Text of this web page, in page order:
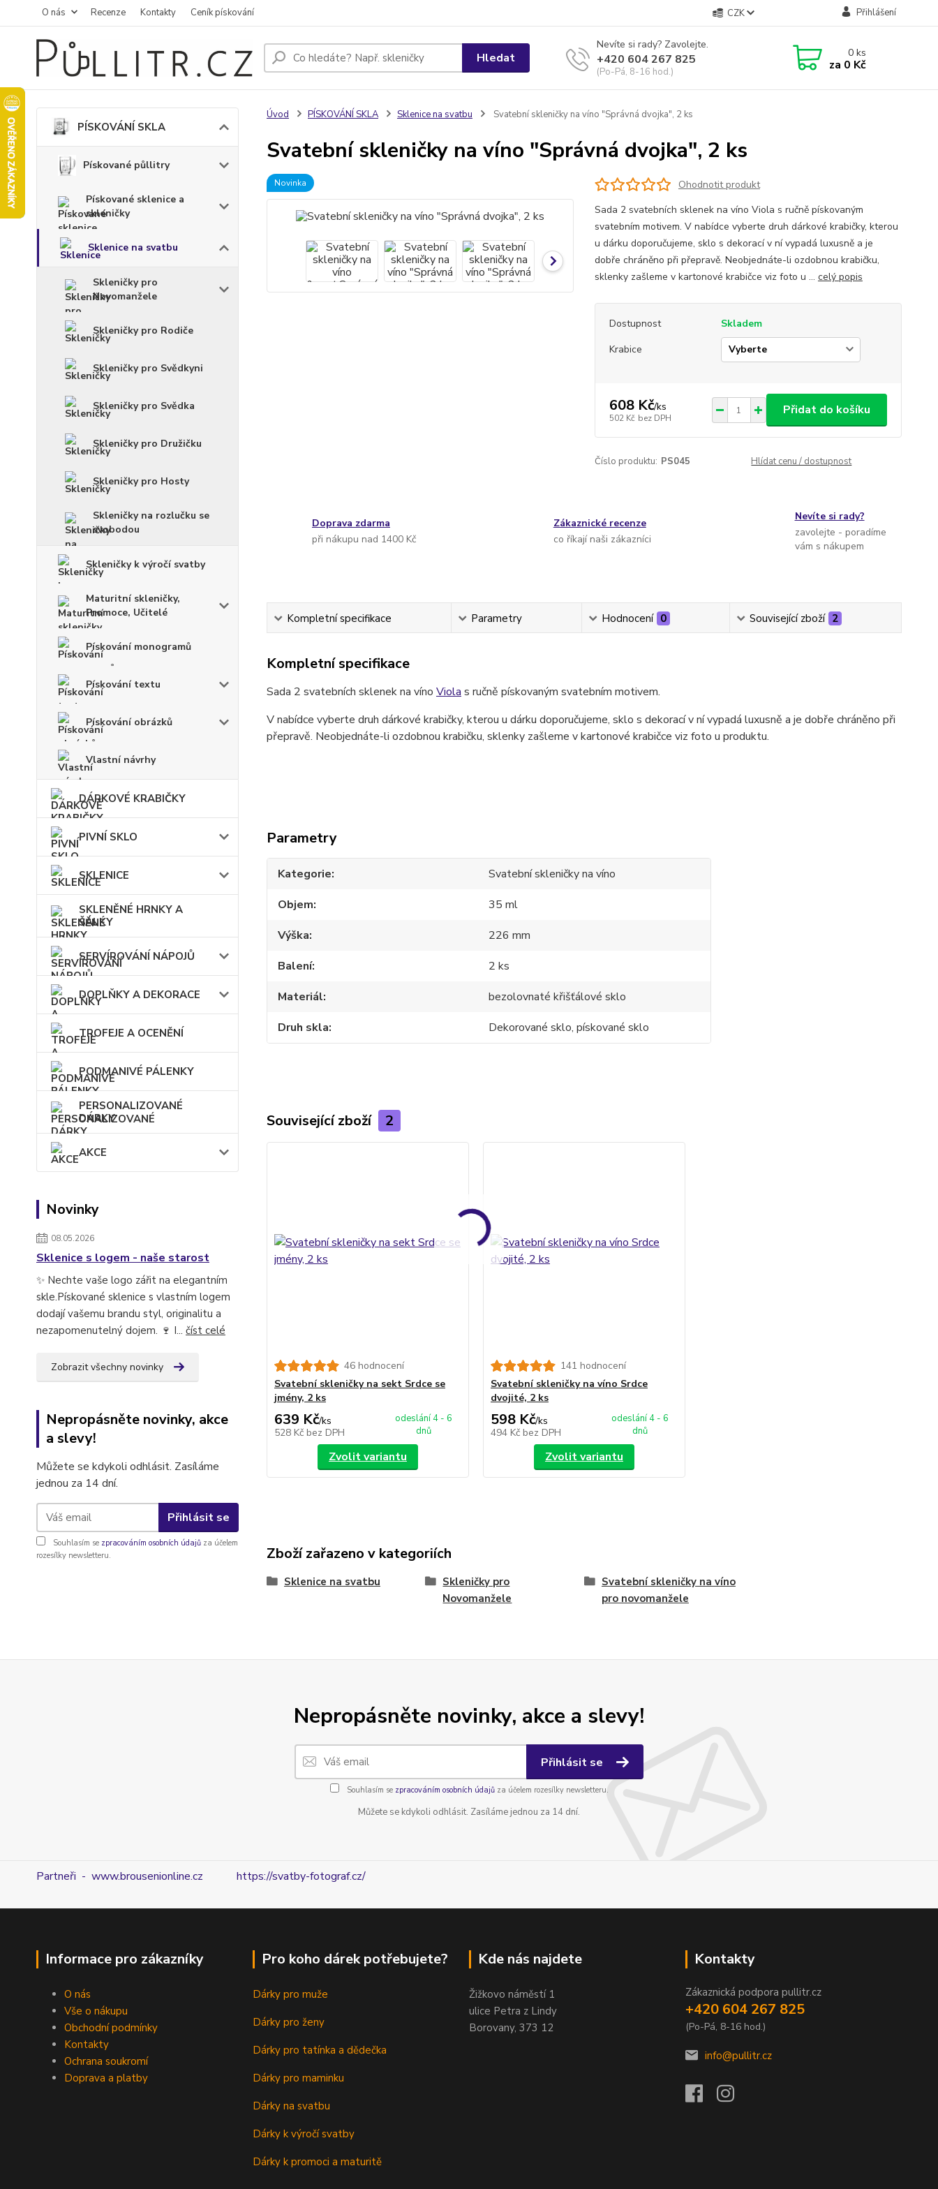
O nás Recenze Kontakty Ceník pískování CZK Přihlášení
Hledat
Nevíte si rady? Zavolejte.
+420 604 267 825
(Po-Pá, 8-16 hod.)
0ks
za 0 Kč
PÍSKOVÁNÍ SKLA
Pískované půllitry
Pískované sklenice a
skleničky
Sklenice na svatbu
Skleničky pro
Novomanžele
Skleničky pro Rodiče
Skleničky pro Svědkyni
Skleničky pro Svědka
Skleničky pro Družičku
Skleničky pro Hosty
Skleničky na rozlučku se
svobodou
Skleničky k výročí svatby
Maturitní skleničky,
Promoce, Učitelé
Pískování monogramů
Pískování textu
Pískování obrázků
Vlastní návrhy
DÁRKOVÉ KRABIČKY
PIVNÍ SKLO
SKLENICE
SKLENĚNÉ HRNKY A
ŠÁLKY
SERVÍROVÁNÍ NÁPOJŮ
DOPLŇKY A DEKORACE
TROFEJE A OCENĚNÍ
PODMANIVÉ PÁLENKY
PERSONALIZOVANÉ
DÁRKY
AKCE
Novinky
08.05.2026
Sklenice s logem - naše starost
✨ Nechte vaše logo zářit na elegantním
skle.Pískované sklenice s vlastním logem
dodají vašemu brandu styl, originalitu a
nezapomenutelný dojem. 🍷 I... číst celé
Zobrazit všechny novinky
Nepropásněte novinky, akce
a slevy!
Můžete se kdykoli odhlásit. Zasíláme
jednou za 14 dní.
Přihlásit se
Souhlasím se zpracováním osobních údajů za účelem
rozesílky newsletteru.
Úvod PÍSKOVÁNÍ SKLA Sklenice na svatbu Svatební skleničky na víno "Správná dvojka", 2 ks
Svatební skleničky na víno "Správná dvojka", 2 ks
Novinka
Ohodnotit produkt
Sada 2 svatebních sklenek na víno Viola s ručně pískovaným
svatebním motivem. V nabídce vyberte druh dárkové krabičky, kterou
u dárku doporučujeme, sklo s dekorací v ní vypadá luxusně a je
dobře chráněno při přepravě. Neobjednáte-li ozdobnou krabičku,
sklenky zašleme v kartonové krabičce viz foto u ... celý popis
Dostupnost
Skladem
Krabice
608 Kč/ks
502 Kč bez DPH
Přidat do košíku
Číslo produktu: PS045 Hlídat cenu / dostupnost
Doprava zdarma
při nákupu nad 1400 Kč
Zákaznické recenze
co říkají naši zákazníci
Nevíte si rady?
zavolejte - poradíme
vám s nákupem
Kompletní specifikace Parametry Hodnocení 0 Související zboží 2
Kompletní specifikace
Sada 2 svatebních sklenek na víno Viola s ručně pískovaným svatebním motivem.
V nabídce vyberte druh dárkové krabičky, kterou u dárku doporučujeme, sklo s dekorací v ní vypadá luxusně a je dobře chráněno při
přepravě. Neobjednáte-li ozdobnou krabičku, sklenky zašleme v kartonové krabičce viz foto u produktu.
Parametry
Kategorie
Svatební skleničky na víno
Objem
35 ml
Výška
226 mm
Balení
2 ks
Materiál
bezolovnaté křišťálové sklo
Druh skla
Dekorované sklo, pískované sklo
Související zboží 2
46 hodnocení
Svatební skleničky na sekt Srdce se
jmény, 2 ks
639 Kč/ks
528 Kč bez DPH
odeslání 4 - 6
dnů
Zvolit variantu
141 hodnocení
Svatební skleničky na víno Srdce
dvojité, 2 ks
598 Kč/ks
494 Kč bez DPH
odeslání 4 - 6
dnů
Zvolit variantu
Zboží zařazeno v kategoriích
Sklenice na svatbu
Skleničky pro
Novomanžele
Svatební skleničky na víno
pro novomanžele
Nepropásněte novinky, akce a slevy!
Přihlásit se
Souhlasím se zpracováním osobních údajůza účelem rozesílky newsletteru.
Můžete se kdykoli odhlásit. Zasíláme jednou za 14 dní.
Partneři - www.brousenionline.cz https://svatby-fotograf.cz/
Informace pro zákazníky
O nás
Vše o nákupu
Obchodní podmínky
Kontakty
Ochrana soukromí
Doprava a platby
Pro koho dárek potřebujete?
Dárky pro muže
Dárky pro ženy
Dárky pro tatínka a dědečka
Dárky pro maminku
Dárky na svatbu
Dárky k výročí svatby
Dárky k promoci a maturitě
Kde nás najdete
Žižkovo náměstí 1
ulice Petra z Lindy
Borovany, 373 12
Kontakty
Zákaznická podpora pullitr.cz
+420 604 267 825
(Po-Pá, 8-16 hod.)
info@pullitr.cz